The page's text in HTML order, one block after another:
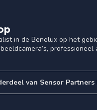
in de Benelux op het
van Sensor Partners